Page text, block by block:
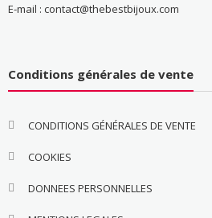
E-mail : contact@thebestbijoux.com
Conditions générales de vente
CONDITIONS GÉNÉRALES DE VENTE
COOKIES
DONNEES PERSONNELLES